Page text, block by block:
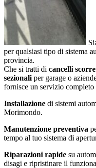
per qualsiasi tipo di sistema
provincia.
Che si tratti di cancelli
sezionali per garage o
fornisce un servizio completo
Installazione di sistemi
Morimondo.
Manutenzione preventiva
tempo al tuo sistema di
Riparazioni rapide su
disagi e ripristinare il